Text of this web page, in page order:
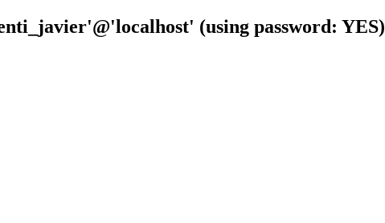
(using password: YES)